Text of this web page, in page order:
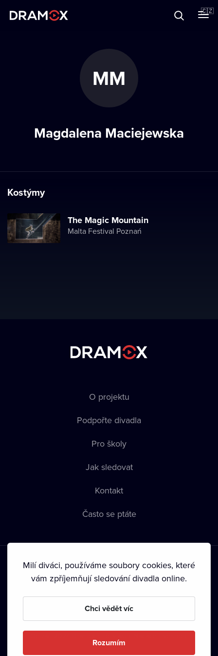
🇨🇿
MM
Magdalena Maciejewska
Kostýmy
The Magic Mountain
Malta Festival Poznań
O projektu
Podpořte divadla
Pro školy
Jak sledovat
Kontakt
Často se ptáte
Podmínky používání • Ochrana soukromí • Zásady používání
• Autorská práva•
Milí diváci, používáme soubory cookies, které
vám zpříjemňují sledování divadla online.
Chci vědět víc
Rozumím